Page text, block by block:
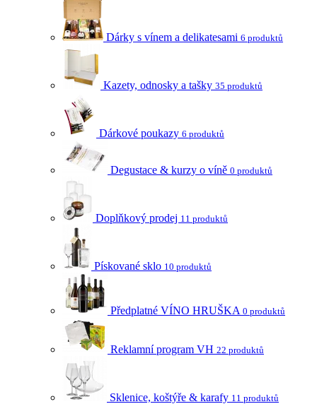
Dárky s vínem a delikatesami 6 produktů
Kazety, odnosky a tašky 35 produktů
Dárkové poukazy 6 produktů
Degustace & kurzy o víně 0 produktů
Doplňkový prodej 11 produktů
Pískované sklo 10 produktů
Předplatné VÍNO HRUŠKA 0 produktů
Reklamní program VH 22 produktů
Sklenice, koštýře & karafy 11 produktů